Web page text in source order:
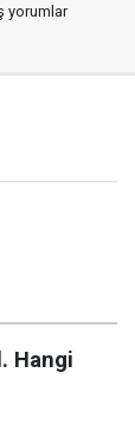
yorumlar
Hangi